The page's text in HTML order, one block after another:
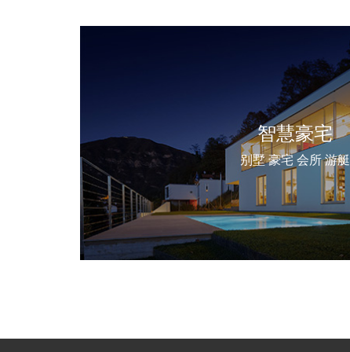
智慧豪宅
别墅 豪宅 会所 游艇